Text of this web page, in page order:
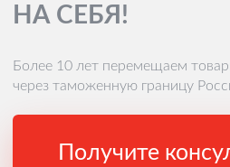
НА СЕБЯ!
Более 10 лет перемещаем
через таможенную границу
Получите